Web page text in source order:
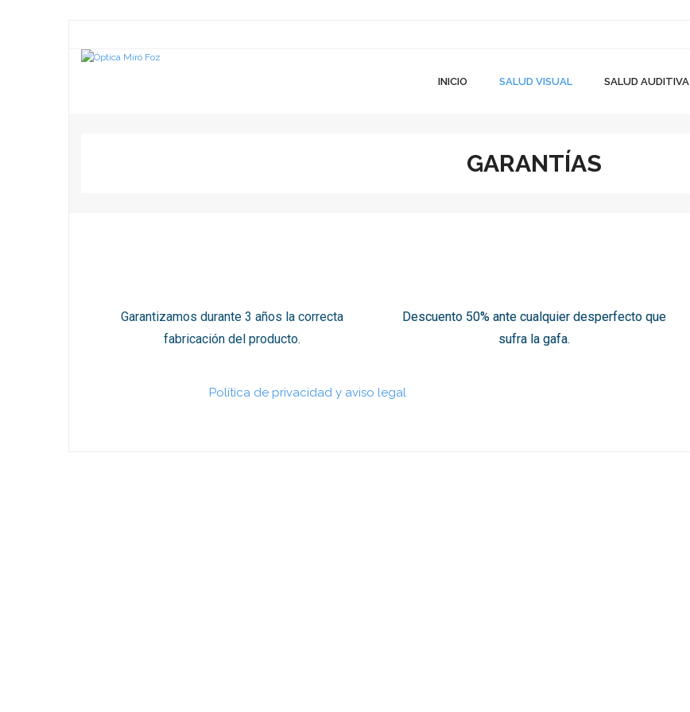
INICIO SALUD VISUAL SALUD AUDITIVA
GARANTÍAS
Garantizamos durante 3 años la correcta
fabricación del producto.
Descuento 50% ante cualquier desperfecto que
sufra la gafa.
Política de privacidad y aviso legal